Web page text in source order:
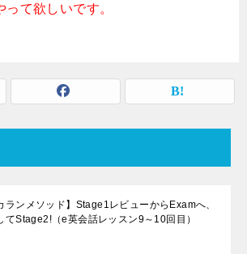
て欲しいです。
ランメソッド】Stage1レビューからExamへ、
てStage2!（e英会話レッスン9～10回目）